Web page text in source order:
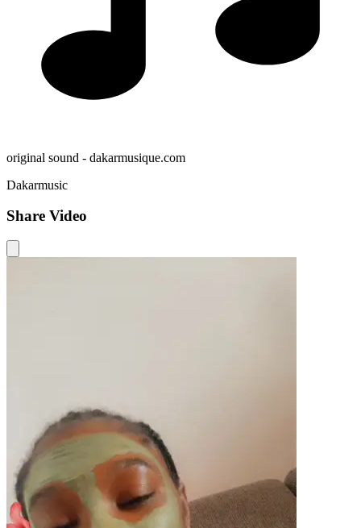
original sound - dakarmusique.com
Dakarmusic
Share Video